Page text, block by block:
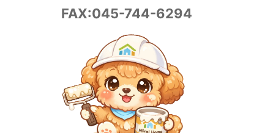
FAX:045-744-6294